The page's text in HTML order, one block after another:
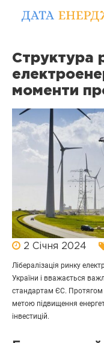
Структура
моменти
2 Січня 2024
Лібералізація ринку
України і вважається
стандартам ЄС. Протягом
метою підвищення
інвестицій.